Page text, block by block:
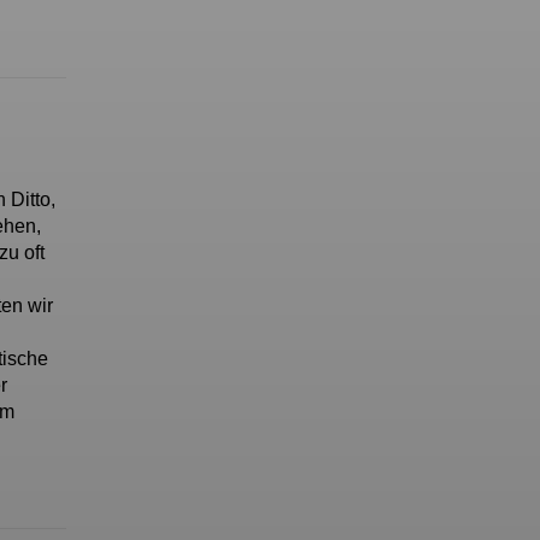
Ditto,
oft
wir